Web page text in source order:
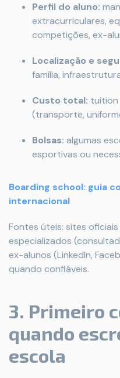
Perfil do aluno:
extracurriculares,
competições, ex-
Localização e
família,
Custo total: tuition
(transporte,
Bolsas: algumas
esportivas ou
Boarding school: guia
internacional
Fontes úteis: sites
especializados
ex-alunos (LinkedIn,
quando confiáveis.
3. Primeiro
quando
escola